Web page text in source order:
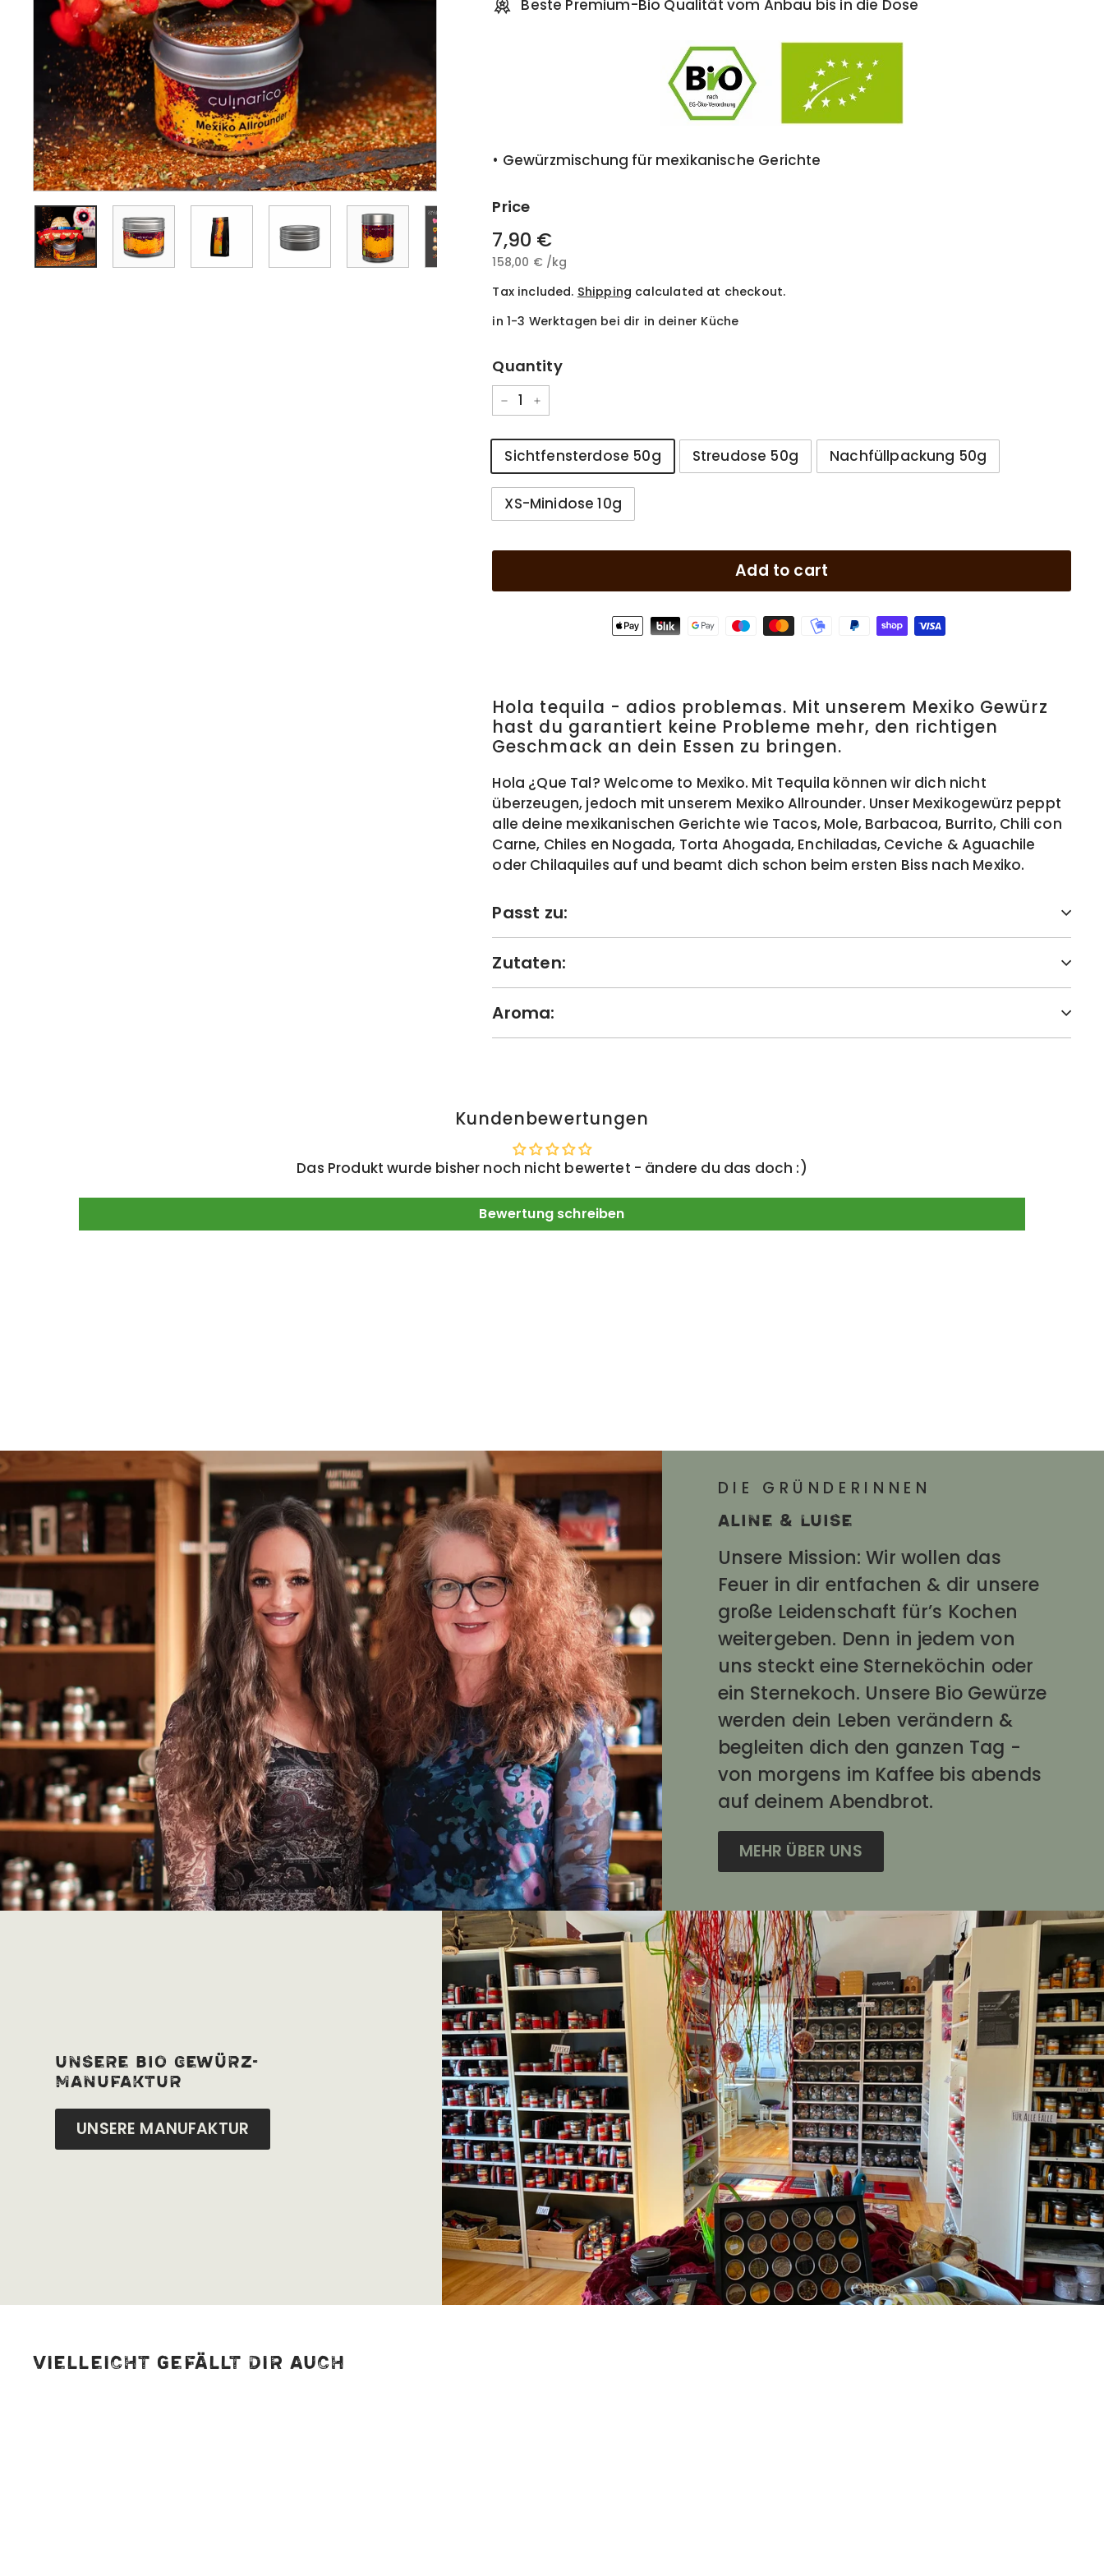
Beste Premium-Bio Qualität vom Anbau bis in die Dose
• Gewürzmischung für mexikanische Gerichte
Price
Regular
price
7,90 €
€
158,00 € 158,00
/kg
Tax included. Shipping calculated at checkout.
in 1-3 Werktagen bei dir in deiner Küche
Quantity
− +
Größe
Sichtfensterdose 50g Streudose 50g Nachfüllpackung 50g
XS-Minidose 10g
Add to cart
Hola tequila - adios problemas. Mit unserem Mexiko Gewürz
hast du garantiert keine Probleme mehr, den richtigen
Geschmack an dein Essen zu bringen.
Hola ¿Que Tal? Welcome to Mexiko. Mit Tequila können wir dich nicht
überzeugen, jedoch mit unserem Mexiko Allrounder. Unser Mexikogewürz peppt
alle deine mexikanischen Gerichte wie Tacos, Mole, Barbacoa, Burrito, Chili con
Carne, Chiles en Nogada, Torta Ahogada, Enchiladas, Ceviche & Aguachile
oder Chilaquiles auf und beamt dich schon beim ersten Biss nach Mexiko.
Passt zu:
Zutaten:
Aroma:
Kundenbewertungen
Das Produkt wurde bisher noch nicht bewertet - ändere du das doch :)
Bewertung schreiben
DIE GRÜNDERINNEN
Aline & Luise
Unsere Mission: Wir wollen das
Feuer in dir entfachen & dir unsere
große Leidenschaft für’s Kochen
weitergeben. Denn in jedem von
uns steckt eine Sterneköchin oder
ein Sternekoch. Unsere Bio Gewürze
werden dein Leben verändern &
begleiten dich den ganzen Tag -
von morgens im Kaffee bis abends
auf deinem Abendbrot.
MEHR ÜBER UNS
unsere bio Gewürz-
manufaktur
UNSERE MANUFAKTUR
Vielleicht gefällt dir auch